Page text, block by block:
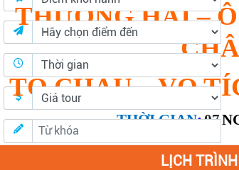
Tìm kiếm
THƯỢNG HẢI –
TÔ CHÂU – VÔ
THỜI GIAN:07
LỊCH